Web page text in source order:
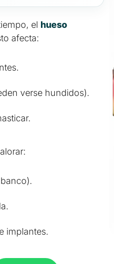
el hueso
afecta:
verse hundidos).
implantes.